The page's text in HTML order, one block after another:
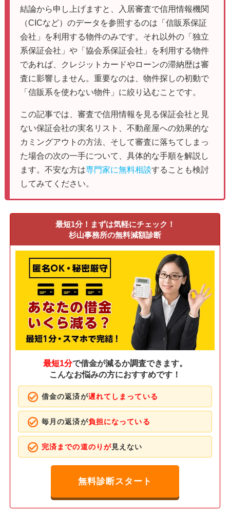
結論から申し上げますと、入居審査で信用情報機関
（CICなど）のデータを参照するのは「信販系保証
会社」を利用する物件のみです。それ以外の「独立
系保証会社」や「協会系保証会社」を利用する物件
であれば、クレジットカードやローンの滞納歴は審
査に影響しません。重要なのは、物件探しの初動で
「信販系を使わない物件」に絞り込むことです。
この記事では、審査で信用情報を見る保証会社と見
ない保証会社の実名リスト、不動産屋への効果的な
カミングアウトの方法、そして審査に落ちてしまっ
た場合の次の一手について、具体的な手順を解説し
ます。不安な方は専門家に無料相談することも検討
してみてください。
最短1分！まずは気軽にチェック！
杉山事務所の無料減額診断
最短1分で借金が減るか調査できます。
こんなお悩みの方におすすめです！
借金の返済が遅れてしまっている
毎月の返済が負担になっている
完済までの道のりが見えない
無料診断スタート